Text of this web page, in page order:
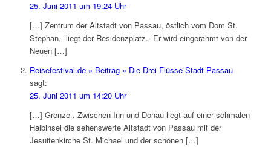
25. Juni 2011 um 19:24 Uhr
[…] Zentrum der Altstadt von Passau, östlich vom Dom St.
Stephan, liegt der Residenzplatz. Er wird eingerahmt von der
Neuen […]
Reisefestival.de » Beitrag » Die Drei-Flüsse-Stadt Passau
sagt:
25. Juni 2011 um 14:20 Uhr
[…] Grenze . Zwischen Inn und Donau liegt auf einer schmalen
Halbinsel die sehenswerte Altstadt von Passau mit der
Jesuitenkirche St. Michael und der schönen […]